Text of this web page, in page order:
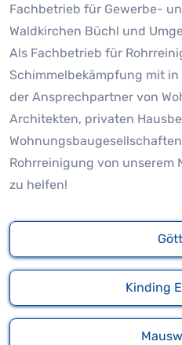
Fachbetrieb für Gewerbe-
Waldkirchen Büchl und
Als Fachbetrieb für
Schimmelbekämpfung mit
der Ansprechpartner von
Architekten, privaten
Rohrreinigung von unserem
zu helfen!
Kinding